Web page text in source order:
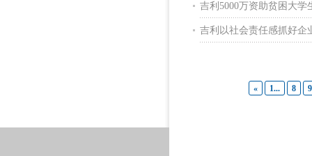
吉利5000万资助贫困大学
吉利以社会责任感抓好企
« 1... 8 9